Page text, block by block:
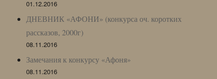
01.12.2016
ДНЕВНИК «АФОНИ» (конкурса оч. коротких
рассказов, 2000г)
08.11.2016
Замечания к конкурсу «Афоня»
08.11.2016